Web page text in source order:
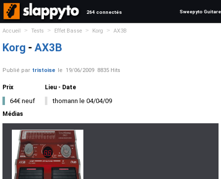
264 connectés Sweepyto Guitare
Accueil > Tests > Effet Basse > Korg > AX3B
Korg - AX3B
Publié par tristoise le 19/06/2009 8835 Hits
Prix
64€ neuf
Lieu - Date
thomann le 04/04/09
Médias